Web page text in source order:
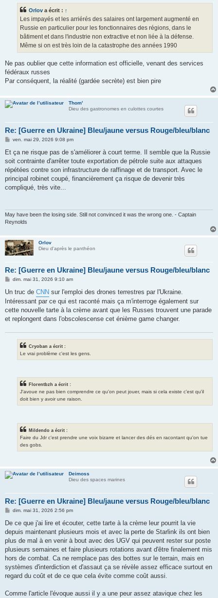
Orlov a écrit : ↑
Les impayés et les arriérés des salaires ont largement augmenté en
Russie en particulier pour les fonctionnaires des régions, dans le
bâtiment et dans l'industrie non extractive et non liée à la défense.
Même si on est très loin de la catastrophe des années 1990
Ne pas oublier que cette information est officielle, venant des services
fédéraux russes
Par conséquent, la réalité (gardée secrète) est bien pire
Thom'
Dieu des gastronomes en culottes courtes
Re: [Guerre en Ukraine] Bleu/jaune versus Rouge/bleu/blanc
M
s
a
g
e
ven. mai 29, 2026 9:08 pm
Et ça ne risque pas de s'améliorer à court terme. Il semble que la Russie
soit contrainte d'arrêter toute exportation de pétrole suite aux attaques
répétées contre son infrastructure de raffinage et de transport. Avec le
principal robinet coupé, financièrement ça risque de devenir très
compliqué, très vite...
May have been the losing side. Still not convinced it was the wrong one. - Captain
Reynolds
Orlov
Dieu d'après le panthéon
Re: [Guerre en Ukraine] Bleu/jaune versus Rouge/bleu/blanc
M
s
a
g
dim. mai 31, 2026 9:10 am
Un truc de CNN sur l'emploi des drones terrestres par l'Ukraine.
Intéressant par ce qui est raconté mais ça m'interroge également sur
cette nouvelle tarte à la crème avant que les Russes trouvent une parade
et replongent dans l'obscolescense cet énième game changer.
Cryoban a écrit :
Le vrai problème c'est les gens.
Florentbzh a écrit :
J'avoue ne pas bien comprendre ce qu'on peut jouer, mais si cela existe c'est qu'il
doit bien y avoir une raison.
Mildendo a écrit :
Faire du Jdr c'est prendre une voix bizarre et lancer des dés en racontant qu'on tue
des gobs.
Deimoss
Dieu des spaces marines
Re: [Guerre en Ukraine] Bleu/jaune versus Rouge/bleu/blanc
M
s
a
g
dim. mai 31, 2026 2:56 pm
De ce que j'ai lire et écouter, cette tarte à la crème leur pourrit la vie
depuis maintenant plusieurs mois et avec la perte de Starlink ils ont bien
plus de mal à en venir à bout avec des UGV qui peuvent rester sur poste
plusieurs semaines et faire plusieurs rotations avant d'être finalement mis
hors de combat. Ca ne remplace pas des bottes sur le terrain, mais en
systèmes d'interdiction et d'assaut ça se révèle assez efficace surtout en
regard du coût et de ce que cela évite comme coût aussi.
Comme l'article l'évoque aussi il y a une peur assez atavique chez les